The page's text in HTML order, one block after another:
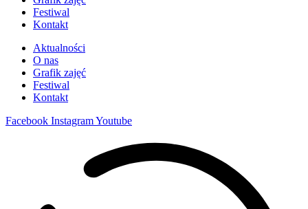
Festiwal
Kontakt
Aktualności
O nas
Grafik zajęć
Festiwal
Kontakt
Facebook InstagramYoutube